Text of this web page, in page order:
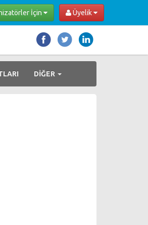
Üyelik
İçin
DİĞER